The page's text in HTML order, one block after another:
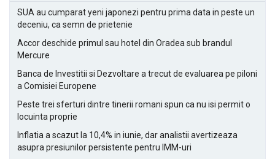
SUA au cumparat yeni japonezi pentru prima data in peste un
deceniu, ca semn de prietenie
Accor deschide primul sau hotel din Oradea sub brandul
Mercure
Banca de Investitii si Dezvoltare a trecut de evaluarea pe piloni
a Comisiei Europene
Peste trei sferturi dintre tinerii romani spun ca nu isi permit o
locuinta proprie
Inflatia a scazut la 10,4% in iunie, dar analistii avertizeaza
asupra presiunilor persistente pentru IMM-uri